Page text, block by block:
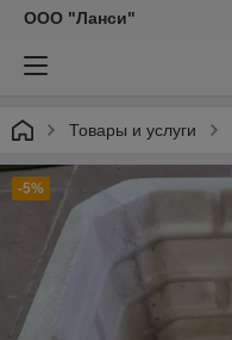
ООО "Ланси"
Товары и услуги
-5%